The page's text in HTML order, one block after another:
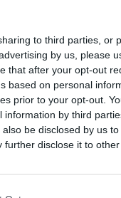
to third parties, or
by us, please
that after your opt-out
based on personal
prior to your opt-out.
by third
be disclosed by us
further disclose it to other
της
σχεδίου της
ξανά τη
δημόσια υγεία